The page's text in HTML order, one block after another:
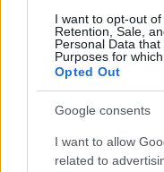
I want to opt-out of
Retention, Sale,
Personal Data
Purposes for
Opted Out
Google consents
I want to allow
related to
essendo prevista la
sua
rispetto al danno
Inoltre, la
restrizioni